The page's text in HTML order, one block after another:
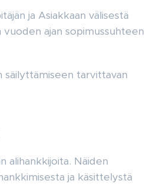
ja Asiakkaan välisestä
ajan sopimussuhteen
tarvittavan
alihankkijoita. Näiden
ja käsittelystä